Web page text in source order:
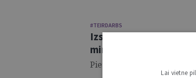
#TEIRDARBS
Izsludināts konkurss
ministrijas
Pieteikšanās līdz: 24.02.2025.
Lai vietne